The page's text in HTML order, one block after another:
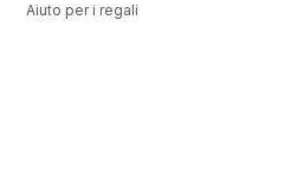
Aiuto per i regali